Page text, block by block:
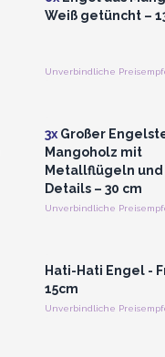
Weiß getüncht –
3xGroßer
Mangoholz mit
Metallflügeln
Details – 30 cm
Hati-Hati Engel -
15cm